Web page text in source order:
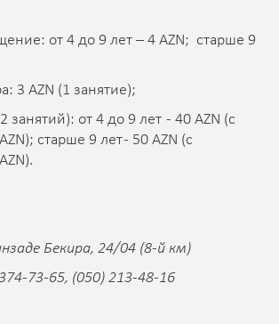
от 4 до 9 лет – 4 AZN; старше 9
3 AZN (1 занятие);
занятий): от 4 до 9 лет - 40 AZN (с
старше 9 лет - 50 AZN (с
Бекира, 24/04 (8-й км)
73-65, (050) 213-48-16